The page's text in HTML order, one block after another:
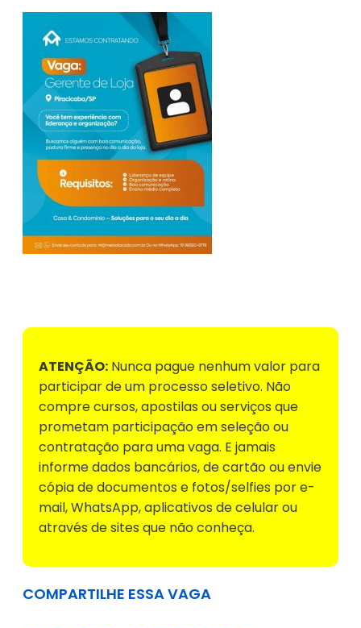
ATENÇÃO: Nunca pague nenhum valor para
participar de um processo seletivo. Não
compre cursos, apostilas ou serviços que
prometam participação em seleção ou
contratação para uma vaga. E jamais
informe dados bancários, de cartão ou envie
cópia de documentos e fotos/selfies por e-
mail, WhatsApp, aplicativos de celular ou
através de sites que não conheça.
COMPARTILHE ESSA VAGA